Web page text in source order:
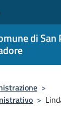
di San
>
>